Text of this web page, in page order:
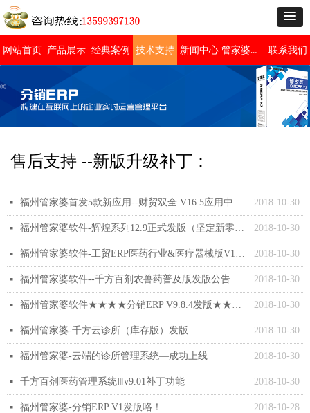
网站首页 产品展示 经典案例 技术支持 新闻中心 管家婆免费版 联系我们
售后支持 --新版升级补丁：
2018-10-30
넷 福州管家婆首发5款新应用--财贸双全 V16.5应用中心二批次新增应用震撼发布
2018-10-30
넷 福州管家婆软件-辉煌系列12.9正式发版（坚定新零售方向，深挖行业应用）
2018-10-30
넷 福州管家婆软件-工贸ERP医药行业&医疗器械版V18.0发布
2018-10-30
넷 福州管家婆软件--千方百剂农兽药普及版发版公告
2018-10-30
넷 福州管家婆软件★★★★分销ERP V9.8.4发版★★★★
2018-10-30
넷 福州管家婆-千方云诊所（库存版）发版
2018-10-30
넷 福州管家婆-云端的诊所管理系统—成功上线
2018-10-30
넷 千方百剂医药管理系统Ⅲv9.01补丁功能
2018-10-28
넷 福州管家婆-分销ERP V1发版咯！